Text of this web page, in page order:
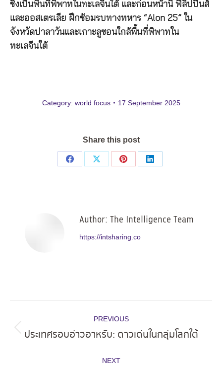
ซึ่งเป็นพื้นที่พิพาทในทะเลจีนใต้ และก่อนหน้านี้ ฟิลิปปินส์
และออสเตรเลีย ฝึกซ้อมรบทางทหาร “Alon 25” ใน
จังหวัดปาลาวันและเกาะลูซอนใกล้พื้นที่พิพาทใน
ทะเลจีนใต้
Category: world focus 17 September 2025
Share this post
Share
Share
Share
Share
Author: The Intelligence Team
https://intsharing.co
navigation
PREVIOUS
Previous
ประเทศรอบอ่าวอาหรับ: ดาวเด่นในกลุ่มโลกใต้
NEXT